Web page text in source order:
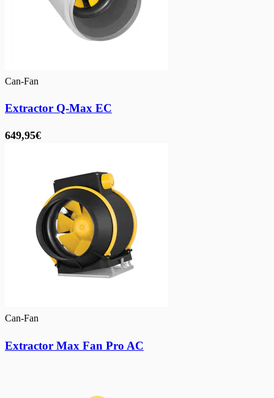
Can-Fan
Extractor Q-Max EC
649,95€
Can-Fan
Extractor Max Fan Pro AC